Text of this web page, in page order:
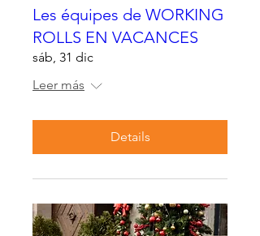
Les équipes de WORKING
ROLLS EN VACANCES
sáb, 31 dic
Leer más
Details